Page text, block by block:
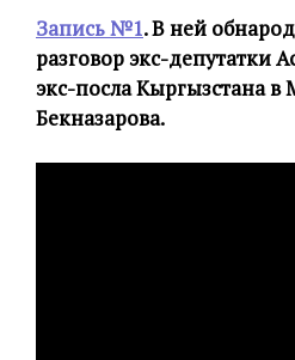
Запись №1. В ней
разговор экс-депутатки
экс-посла Кыргызстана
Бекназарова.